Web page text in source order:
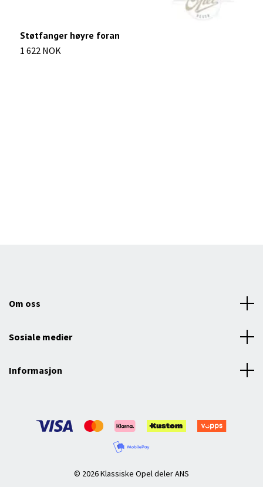
Støtfanger høyre foran
1 622 NOK
Om oss
Sosiale medier
Informasjon
© 2026 Klassiske Opel deler ANS